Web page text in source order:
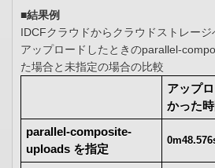
■結果例
IDCFクラウドからクラウドストレー
アップロードしたときのparallel-
た場合と未指定の場合の比較
アップ
かった時
parallel-composite-
uploads を指定